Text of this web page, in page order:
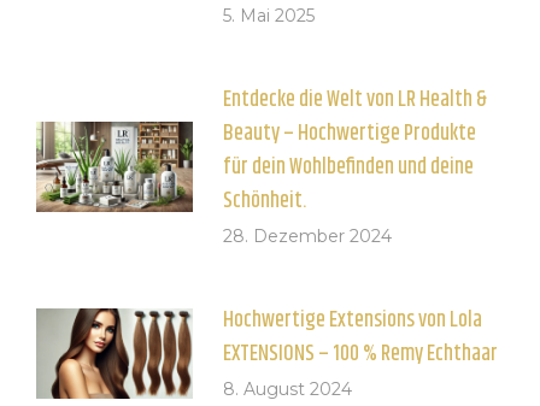
5. Mai 2025
Entdecke die Welt von LR Health &
Beauty – Hochwertige Produkte
für dein Wohlbefinden und deine
Schönheit.
28. Dezember 2024
Hochwertige Extensions von Lola
EXTENSIONS – 100 % Remy Echthaar
8. August 2024